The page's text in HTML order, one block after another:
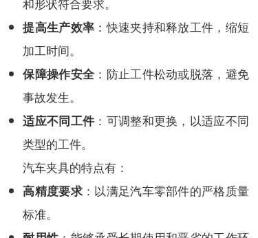
提高生产效率 ：快速夹持和释放工件，缩短
加工时间。
保障操作安全 ：防止工件松动或脱落，避免
事故发生。
适应不同工件 ：可调整和更换，以适应不同
类型的工件。
汽车夹具的特点有：
高精度要求：以满足汽车零部件的严格质量
标准。